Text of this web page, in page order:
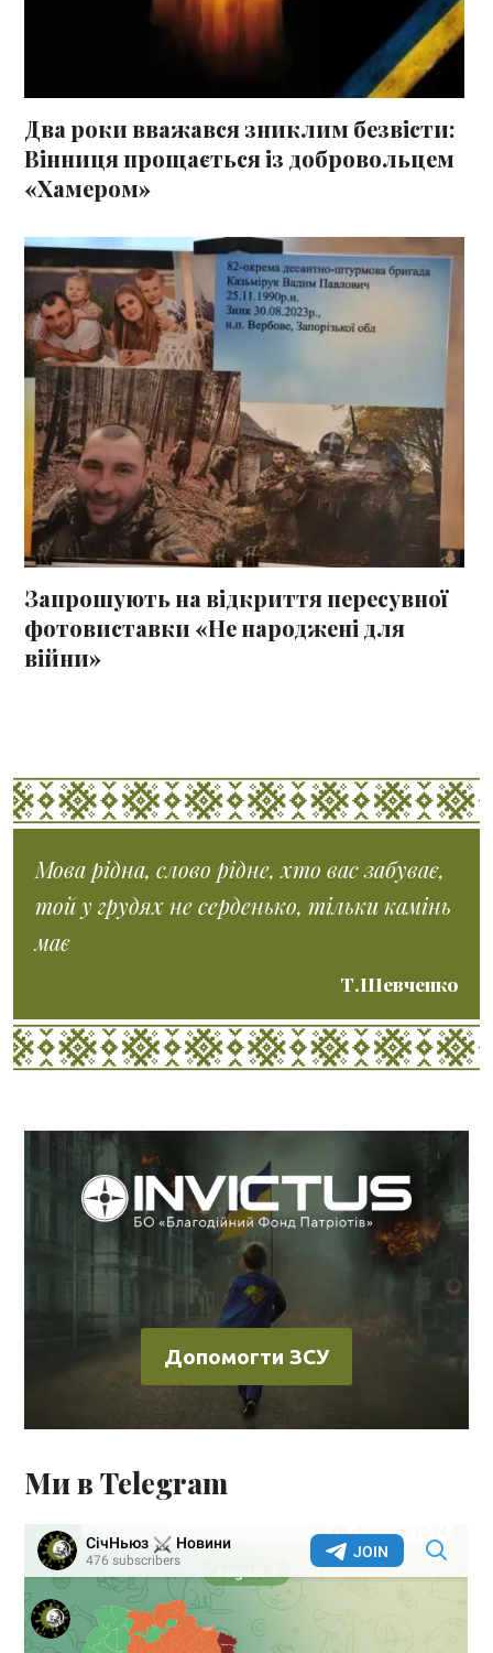
Два роки вважався зниклим безвісти:
Вінниця прощається із добровольцем
«Хамером»
Запрошують на відкриття пересувної
фотовиставки «Не народжені для
війни»
Мова рідна, слово рідне, хто вас забуває,
той у грудях не серденько, тільки камінь
має
Т.Шевченко
Допомогти ЗСУ
Ми в Telegram